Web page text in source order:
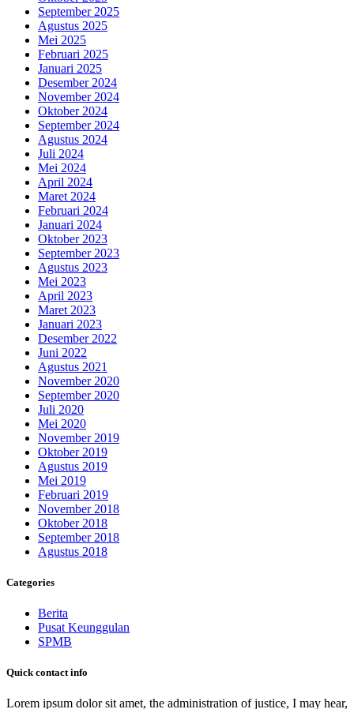
September 2025
Agustus 2025
Mei 2025
Februari 2025
Januari 2025
Desember 2024
November 2024
Oktober 2024
September 2024
Agustus 2024
Juli 2024
Mei 2024
April 2024
Maret 2024
Februari 2024
Januari 2024
Oktober 2023
September 2023
Agustus 2023
Mei 2023
April 2023
Maret 2023
Januari 2023
Desember 2022
Juni 2022
Agustus 2021
November 2020
September 2020
Juli 2020
Mei 2020
November 2019
Oktober 2019
Agustus 2019
Mei 2019
Februari 2019
November 2018
Oktober 2018
September 2018
Agustus 2018
Categories
Berita
Pusat Keunggulan
SPMB
Quick contact info
Lorem ipsum dolor sit amet, the administration of justice, I may hear,